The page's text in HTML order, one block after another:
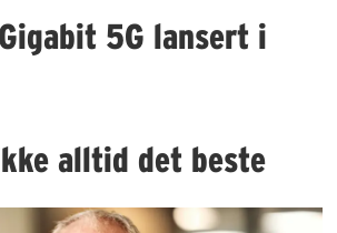
5G lansert i
alltid det beste